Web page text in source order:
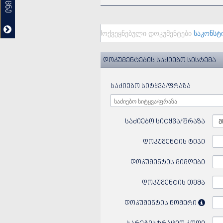
დღეს გამოქვეყნებული დოკუმენტები
დოკუმენტების საძიებო სისტემა
საძიებო სიტყვა/ფრაზა
საძიებო სიტყვა/ფრაზა
დოკუმენტის ტიპი
დოკუმენტის მიმღები
დოკუმენტის თემა
დოკუმენტის ნომერი